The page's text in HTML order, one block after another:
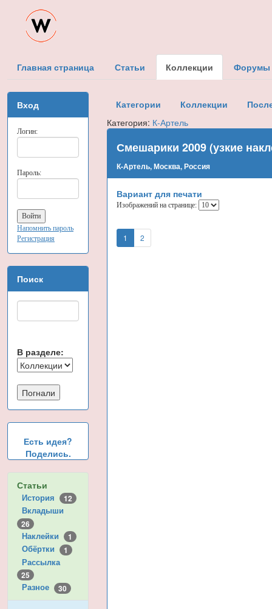
Главная страница Статьи Коллекции Форумы
Вход
Логин:
Пароль:
Напомнить пароль
Регистрация
Поиск
В разделе:
Есть идея?
Поделись.
Статьи
История 12
Вкладыши
26
Наклейки 1
Обёртки 1
Рассылка
25
Разное 30
Категории Коллекции
Категория: К-Артель
Смешарики 2009 (узкие
К-Артель, Москва, Россия
Вариант для печати
Изображений на странице:
1 2